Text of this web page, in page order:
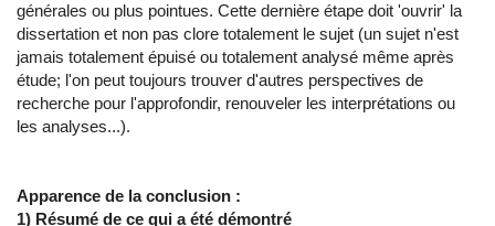
générales ou plus pointues. Cette dernière étape doit 'ouvrir' la
dissertation et non pas clore totalement le sujet (un sujet n'est
jamais totalement épuisé ou totalement analysé même après
étude; l'on peut toujours trouver d'autres perspectives de
recherche pour l'approfondir, renouveler les interprétations ou
les analyses...).
Apparence de la conclusion :
1) Résumé de ce qui a été démontré